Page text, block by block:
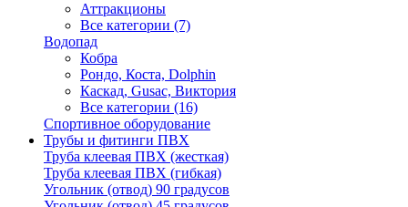
Аттракционы
Все категории (7)
Водопад
Кобра
Рондо, Коста, Dolphin
Каскад, Gusac, Виктория
Все категории (16)
Спортивное оборудование
Трубы и фитинги ПВХ
Труба клеевая ПВХ (жесткая)
Труба клеевая ПВХ (гибкая)
Угольник (отвод) 90 градусов